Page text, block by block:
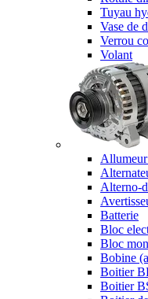
Tuyau
Vase de
Verrou
Volant
Alterno-
Batterie
Bloc
Bloc
Bobine
Boitier
Boitier